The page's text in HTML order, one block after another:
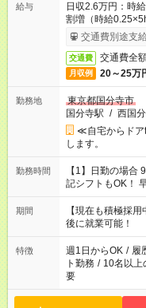
給与
日収2.6万円：時
割増（時給0.25×5h
交通費別途支
交通費 交通費全
月収例 20～25万
勤務地
東京都国分寺市
国分寺駅 / 西国
≪自宅からドア
します。
勤務時間
【1】日勤の場合 9:00～
記シフトもOK！ 早
勤の場合 16:30～翌9:30
方へ 今ご覧のお
勤務時間。 合計
期間
【現在も積極採
後に就業可能！
特徴 週1日からOK / 履
ト勤務 / 10名以上
要